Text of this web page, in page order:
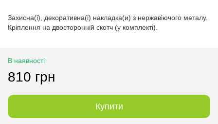
Захисна(і), декоративна(і) накладка(и) з нержавіючого металу.
Кріплення на двосторонній скотч (у комплекті).
В наявності
810 грн
Купити